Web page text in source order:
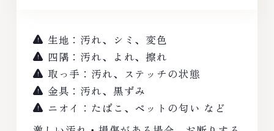
生地：汚れ、シミ、変色
四隅：汚れ、よれ、擦れ
取っ手：汚れ、ステッチの状態
金具：汚れ、黒ずみ
ニオイ：たばこ、ペットの匂い など